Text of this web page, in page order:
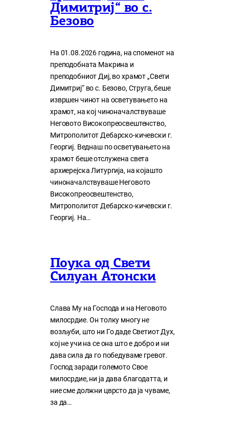
Димитриј“ во с.
Безово
На 01.08.2026 година, на споменот на
преподобната Макрина и
преподобниот Диј, во храмот „Свети
Димитриј“ во с. Безово, Струга, беше
извршен чинот на осветувањето на
храмот, на кој чиноначалствуваше
Неговото Високопреосвештенство,
Митрополитот Дебарско-кичевски г.
Георгиј. Веднаш по осветувањето на
храмот беше отслужена света
архиерејска Литургија, на којашто
чиноначалствуваше Неговото
Високопреосвештенство,
Митрополитот Дебарско-кичевски г.
Георгиј. На…
Поука од Свети
Силуан Атонски
Слава Му на Господа и на Неговото
милосрдие. Он толку многу нe
возљуби, што ни Го даде Светиот Дух,
кој нe учи на сe она што е добро и ни
дава сила да го победуваме гревот.
Господ заради големото Свое
милосрдие, ни ја дава благодатта, и
ние сме должни цврсто да ја чуваме,
за да…